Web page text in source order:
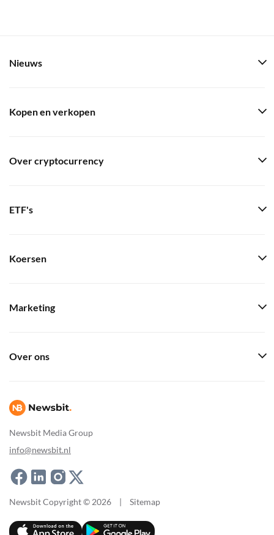
Newsbit Media Group
info@newsbit.nl
Nieuws
Kopen en verkopen
Over cryptocurrency
ETF's
Koersen
Marketing
Over ons
Newsbit Copyright © 2026 | Sitemap